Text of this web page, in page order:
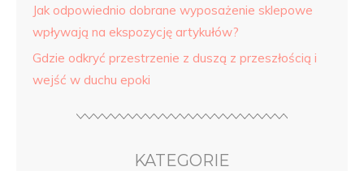
Jak odpowiednio dobrane wyposażenie sklepowe
wpływają na ekspozycję artykułów?
Gdzie odkryć przestrzenie z duszą z przeszłością i
wejść w duchu epoki
KATEGORIE